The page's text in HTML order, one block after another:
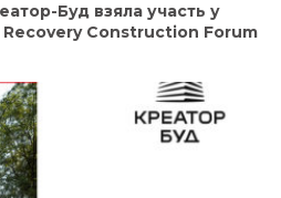
Буд взяла участь у
Construction Forum